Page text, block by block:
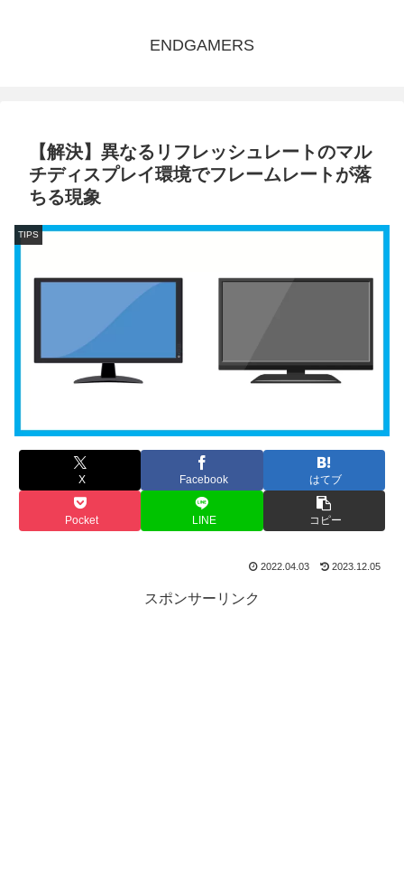
ENDGAMERS
【解決】異なるリフレッシュレートのマル
チディスプレイ環境でフレームレートが落
ちる現象
TIPS
X Facebook はてブ
Pocket LINE コピー
2022.04.03 2023.12.05
スポンサーリンク